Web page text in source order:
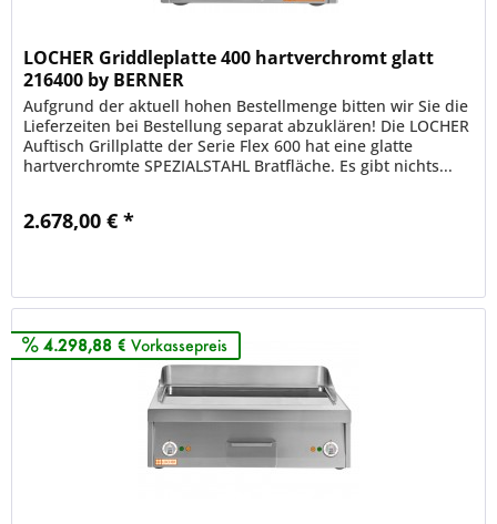
LOCHER Griddleplatte 400 hartverchromt glatt
216400 by BERNER
Aufgrund der aktuell hohen Bestellmenge bitten wir Sie die
Lieferzeiten bei Bestellung separat abzuklären! Die LOCHER
Auftisch Grillplatte der Serie Flex 600 hat eine glatte
hartverchromte SPEZIALSTAHL Bratfläche. Es gibt nichts...
2.678,00 € *
4.298,88 € Vorkassepreis